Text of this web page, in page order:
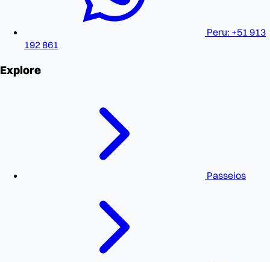
Peru: +51 913
192 861
Explore
Passeios